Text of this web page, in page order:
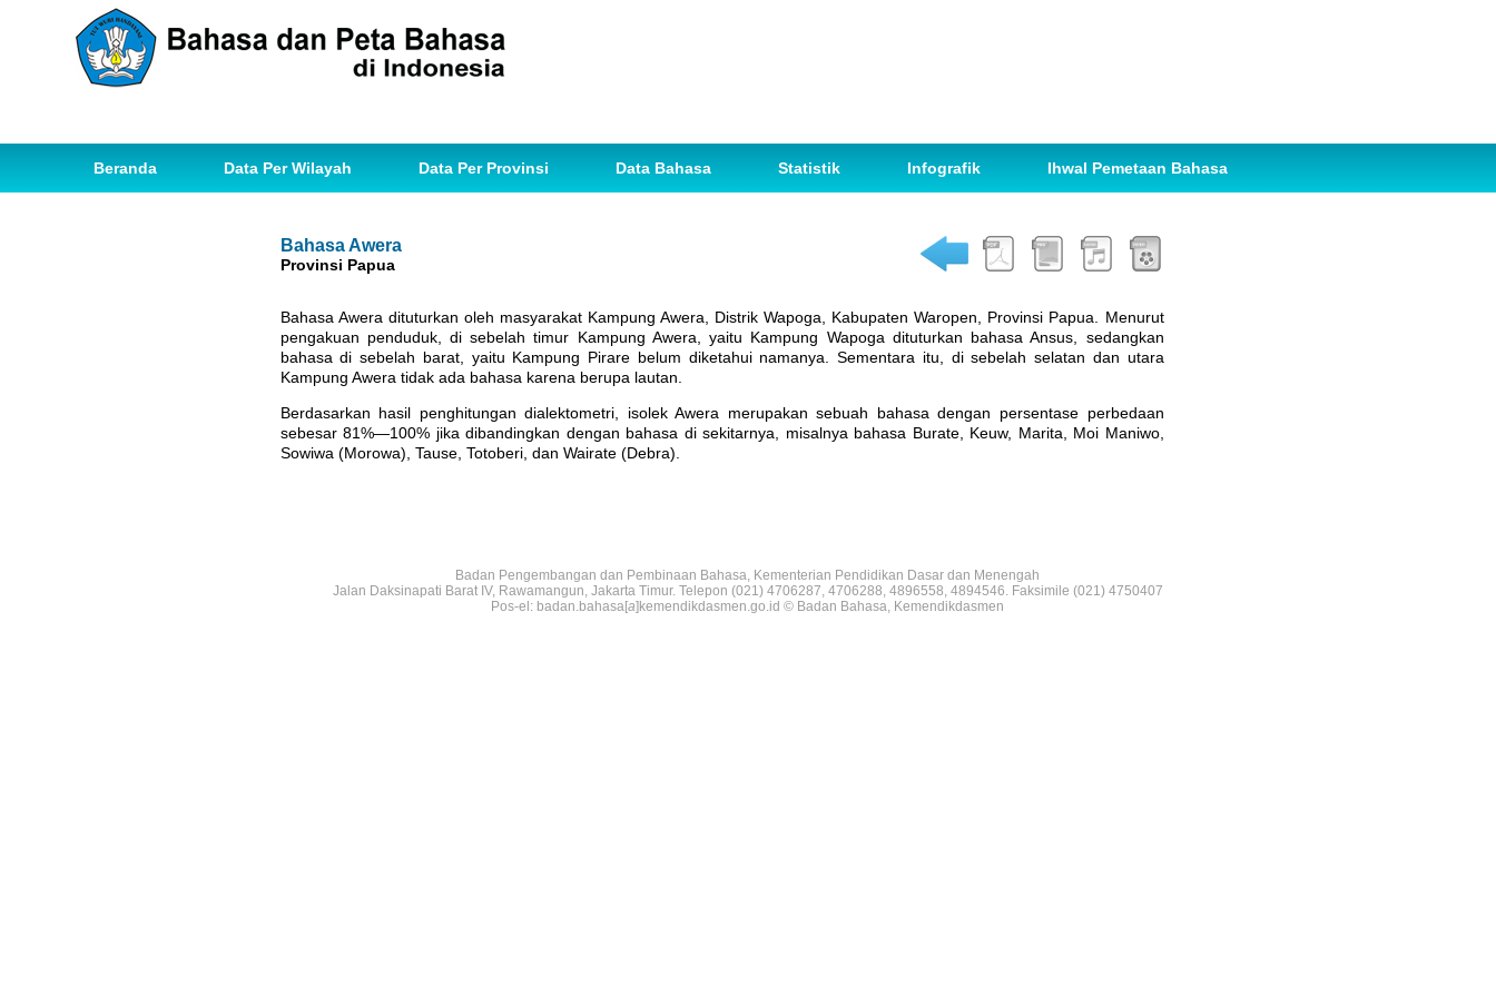
Beranda Data Per Wilayah Data Per Provinsi Data Bahasa Statistik Infografik Ihwal Pemetaan Bahasa
Bahasa Awera
Provinsi Papua
Bahasa Awera dituturkan oleh masyarakat Kampung Awera, Distrik Wapoga, Kabupaten Waropen, Provinsi Papua. Menurut
pengakuan penduduk, di sebelah timur Kampung Awera, yaitu Kampung Wapoga dituturkan bahasa Ansus, sedangkan
bahasa di sebelah barat, yaitu Kampung Pirare belum diketahui namanya. Sementara itu, di sebelah selatan dan utara
Kampung Awera tidak ada bahasa karena berupa lautan.
Berdasarkan hasil penghitungan dialektometri, isolek Awera merupakan sebuah bahasa dengan persentase perbedaan
sebesar 81%—100% jika dibandingkan dengan bahasa di sekitarnya, misalnya bahasa Burate, Keuw, Marita, Moi Maniwo,
Sowiwa (Morowa), Tause, Totoberi, dan Wairate (Debra).
Badan Pengembangan dan Pembinaan Bahasa, Kementerian Pendidikan Dasar dan Menengah
Jalan Daksinapati Barat IV, Rawamangun, Jakarta Timur. Telepon (021) 4706287, 4706288, 4896558, 4894546. Faksimile (021) 4750407
Pos-el: badan.bahasa[a]kemendikdasmen.go.id © Badan Bahasa, Kemendikdasmen